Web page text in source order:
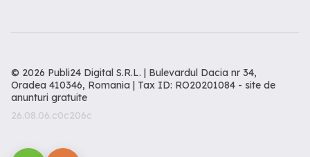
© 2026 Publi24 Digital S.R.L. | Bulevardul Dacia nr 34,
Oradea 410346, Romania | Tax ID: RO20201084 - site de
anunturi gratuite
26.08.06.c0c206c